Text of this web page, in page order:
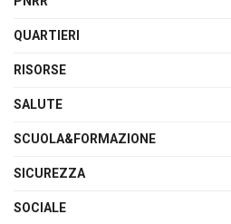
QUARTIERI
RISORSE
SALUTE
SCUOLA&FORMAZIONE
SICUREZZA
SOCIALE